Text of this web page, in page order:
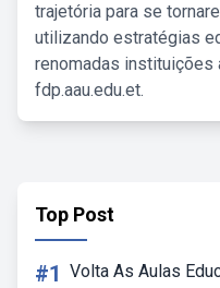
trajetória para se
utilizando estratégias
renomadas instituições
fdp.aau.edu.et.
Top Post
#1 Volta As Aulas